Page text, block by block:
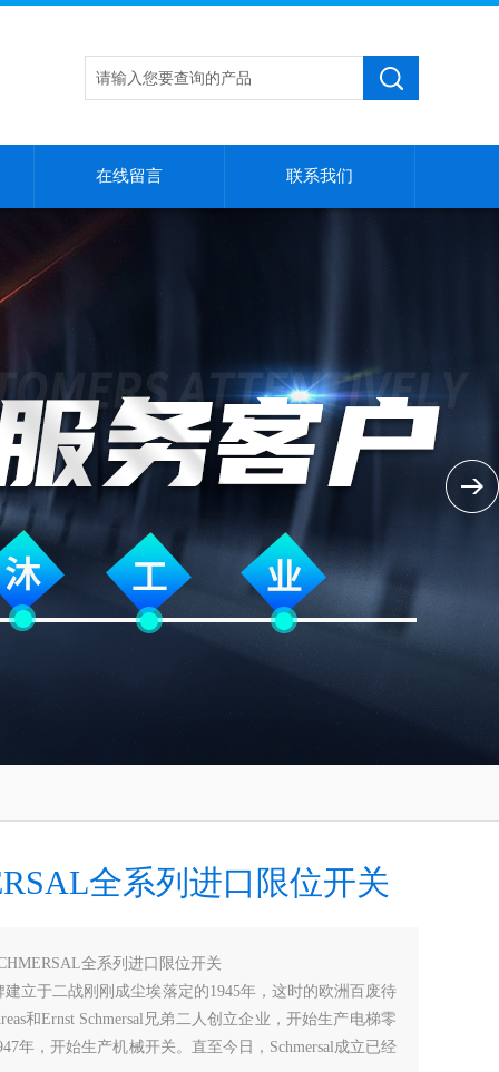
在线留言 联系我们
全系列进口限位开关
全系列进口限位开关
建立于二战刚刚成尘埃落定的1945年，这时的欧洲百废待
和Ernst Schmersal兄弟二人创立企业，开始生产电梯零
年，开始生产机械开关。直至今日，Schmersal成立已经